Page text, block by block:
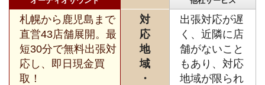
札幌から鹿児島まで
直営43店舗展開。最
短30分で無料出張対
応し、即日現金買
取！
対
応
地
域
・
出張対応が遅
く、近隣に店
舗がないこと
もあり、対応
地域が限られ